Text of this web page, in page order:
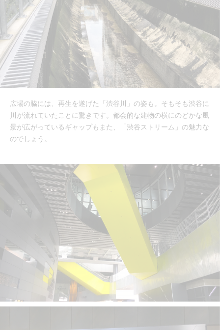
広場の脇には、再生を遂げた「渋谷川」の姿も。そもそも渋谷に
川が流れていたことに驚きです。都会的な建物の横にのどかな風
景が広がっているギャップもまた、「渋谷ストリーム」の魅力な
のでしょう。